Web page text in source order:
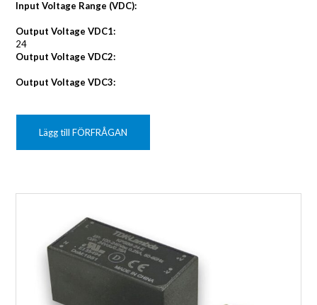
Input Voltage Range (VDC):
Output Voltage VDC1:
24
Output Voltage VDC2:
Output Voltage VDC3:
Lägg till FÖRFRÅGAN